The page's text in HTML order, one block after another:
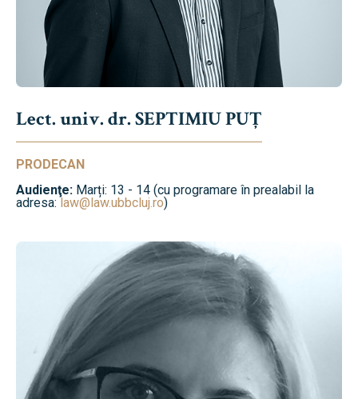
Lect. univ. dr. SEPTIMIU PUȚ
PRODECAN
Audienţe: Marți: 13 - 14 (cu programare în prealabil la
adresa:law@law.ubbcluj.ro)